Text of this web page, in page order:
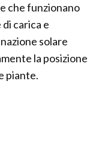
che funzionano
carica e
solare
la posizione
piante.